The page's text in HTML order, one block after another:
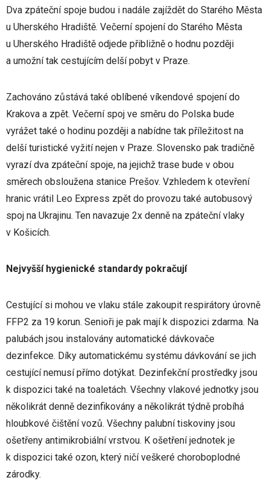
Dva zpáteční spoje budou i nadále zajíždět do Starého Města
u Uherského Hradiště. Večerní spojení do Starého Města
u Uherského Hradiště odjede přibližně o hodnu později
a umožní tak cestujícím delší pobyt v Praze.
Zachováno zůstává také oblíbené víkendové spojení do
Krakova a zpět. Večerní spoj ve směru do Polska bude
vyrážet také o hodinu později a nabídne tak příležitost na
delší turistické vyžití nejen v Praze. Slovensko pak tradičně
vyrazí dva zpáteční spoje, na jejichž trase bude v obou
směrech obsloužena stanice Prešov. Vzhledem k otevření
hranic vrátil Leo Express zpět do provozu také autobusový
spoj na Ukrajinu. Ten navazuje 2x denně na zpáteční vlaky
v Košicích.
Nejvyšší hygienické standardy pokračují
Cestující si mohou ve vlaku stále zakoupit respirátory úrovně
FFP2 za 19 korun. Senioři je pak mají k dispozici zdarma. Na
palubách jsou instalovány automatické dávkovače
dezinfekce. Díky automatickému systému dávkování se jich
cestující nemusí přímo dotýkat. Dezinfekční prostředky jsou
k dispozici také na toaletách. Všechny vlakové jednotky jsou
několikrát denně dezinfikovány a několikrát týdně probíhá
hloubkové čištění vozů. Všechny palubní tiskoviny jsou
ošetřeny antimikrobiální vrstvou. K ošetření jednotek je
k dispozici také ozon, který ničí veškeré choroboplodné
zárodky.